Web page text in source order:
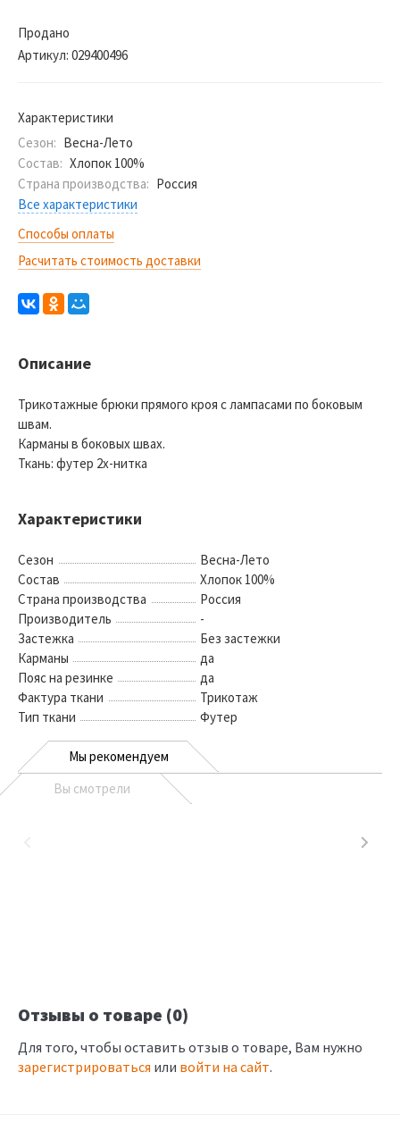
Продано
Артикул: 029400496
Характеристики
Сезон: Весна-Лето
Состав: Хлопок 100%
Страна производства: Россия
Все характеристики
Способы оплаты
Расчитать стоимость доставки
Описание
Трикотажные брюки прямого кроя с лампасами по боковым
швам.
Карманы в боковых швах.
Ткань: футер 2х-нитка
Характеристики
Сезон
Весна-Лето
Состав
Хлопок 100%
Страна производства
Россия
Производитель
-
Застежка
Без застежки
Карманы
да
Пояс на резинке
да
Фактура ткани
Трикотаж
Тип ткани
Футер
Мы рекомендуем
Вы смотрели
Отзывы о товаре (0)
Для того, чтобы оставить отзыв о товаре, Вам нужно
зарегистрироваться или войти на сайт.